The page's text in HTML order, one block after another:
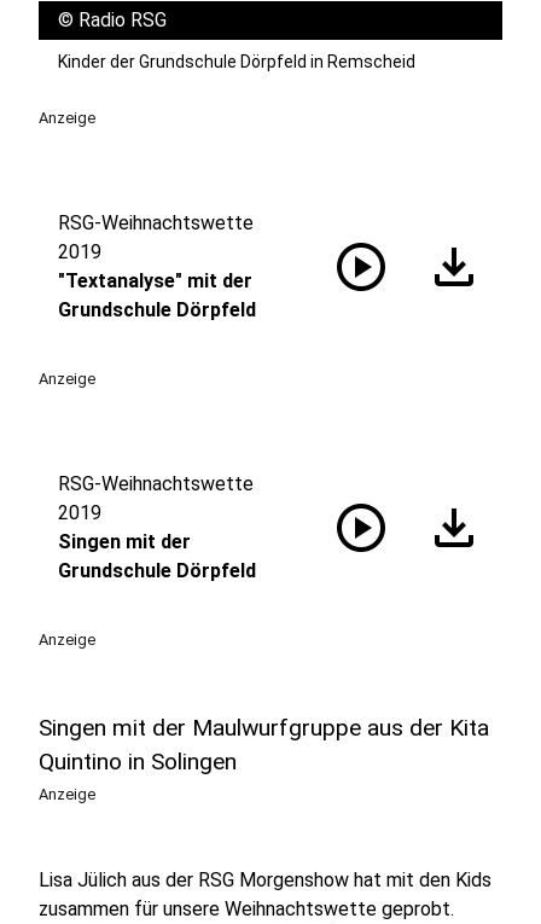
© Radio RSG
Kinder der Grundschule Dörpfeld in Remscheid
Anzeige
RSG-Weihnachtswette
2019
"Textanalyse" mit der
Grundschule Dörpfeld
play_circle download
Anzeige
RSG-Weihnachtswette
2019
Singen mit der
Grundschule Dörpfeld
play_circle download
Anzeige
Singen mit der Maulwurfgruppe aus der Kita
Quintino in Solingen
Anzeige
Lisa Jülich aus der RSG Morgenshow hat mit den Kids
zusammen für unsere Weihnachtswette geprobt.